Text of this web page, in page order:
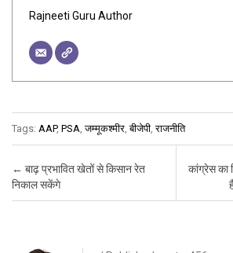
Rajneeti Guru Author
Tags: AAP, PSA ,जम्मूकश्मीर ,बीजेपी ,राजनीति
Post navigation
← बाढ़ प्रभावित खेतों से किसान रेत
निकाल सकेंगे
कांग्रेस का